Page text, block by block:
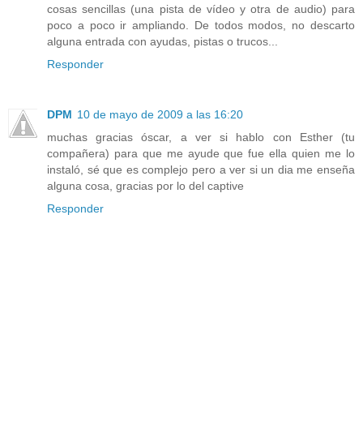
cosas sencillas (una pista de vídeo y otra de audio) para
poco a poco ir ampliando. De todos modos, no descarto
alguna entrada con ayudas, pistas o trucos...
Responder
DPM 10 de mayo de 2009 a las 16:20
muchas gracias óscar, a ver si hablo con Esther (tu
compañera) para que me ayude que fue ella quien me lo
instaló, sé que es complejo pero a ver si un dia me enseña
alguna cosa, gracias por lo del captive
Responder